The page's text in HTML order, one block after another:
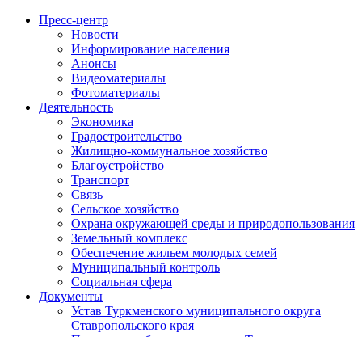
Пресс-центр
Новости
Информирование населения
Анонсы
Видеоматериалы
Фотоматериалы
Деятельность
Экономика
Градостроительство
Жилищно-коммунальное хозяйство
Благоустройство
Транспорт
Связь
Сельское хозяйство
Охрана окружающей среды и природопользования
Земельный комплекс
Обеспечение жильем молодых семей
Муниципальный контроль
Социальная сфера
Документы
Устав Туркменского муниципального округа
Ставропольского края